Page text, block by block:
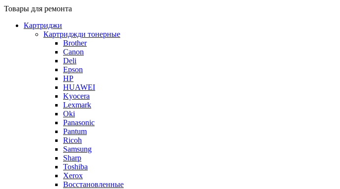
Товары для ремонта
Картриджи
Картриджди тонерные
Brother
Canon
Deli
Epson
HP
HUAWEI
Kyocera
Lexmark
Oki
Panasonic
Pantum
Ricoh
Samsung
Sharp
Toshiba
Xerox
Восстановленные